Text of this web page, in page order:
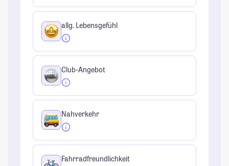
allg. Lebensgefühl
Club-Angebot
Nahverkehr
Fahrradfreundlichkeit